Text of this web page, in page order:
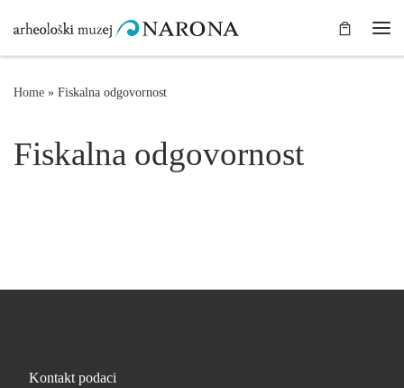
Skip to content
Home » Fiskalna odgovornost
Fiskalna odgovornost
Kontakt podaci